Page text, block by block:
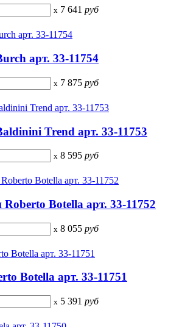
x 7 641 руб
арт. 33-11754
x 7 875 руб
Trend арт. 33-11753
x 8 595 руб
Botella арт. 33-11752
x 8 055 руб
Botella арт. 33-11751
x 5 391 руб